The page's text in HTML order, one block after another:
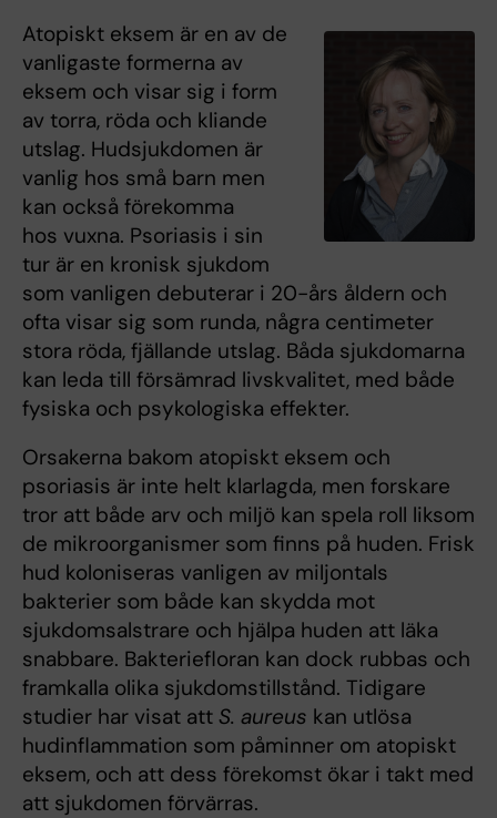
Atopiskt eksem är en av de
vanligaste formerna av
eksem och visar sig i form
av torra, röda och kliande
utslag. Hudsjukdomen är
vanlig hos små barn men
kan också förekomma
hos vuxna. Psoriasis i sin
tur är en kronisk sjukdom
som vanligen debuterar i 20-års åldern och
ofta visar sig som runda, några centimeter
stora röda, fjällande utslag. Båda sjukdomarna
kan leda till försämrad livskvalitet, med både
fysiska och psykologiska effekter.
Orsakerna bakom atopiskt eksem och
psoriasis är inte helt klarlagda, men forskare
tror att både arv och miljö kan spela roll liksom
de mikroorganismer som finns på huden. Frisk
hud koloniseras vanligen av miljontals
bakterier som både kan skydda mot
sjukdomsalstrare och hjälpa huden att läka
snabbare. Bakteriefloran kan dock rubbas och
framkalla olika sjukdomstillstånd. Tidigare
studier har visat att S. aureus kan utlösa
hudinflammation som påminner om atopiskt
eksem, och att dess förekomst ökar i takt med
att sjukdomen förvärras.